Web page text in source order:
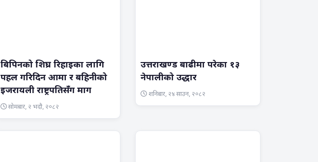
बिपिनको शिघ्र रिहाइका लागि
पहल गरिदिन आमा र बहिनीको
इजरायली राष्ट्रपतिसँग माग
सोमबार, २ भदौ, २०८२
उत्तराखण्ड बाढीमा परेका १३
नेपालीको उद्धार
शनिबार, २४ साउन, २०८२